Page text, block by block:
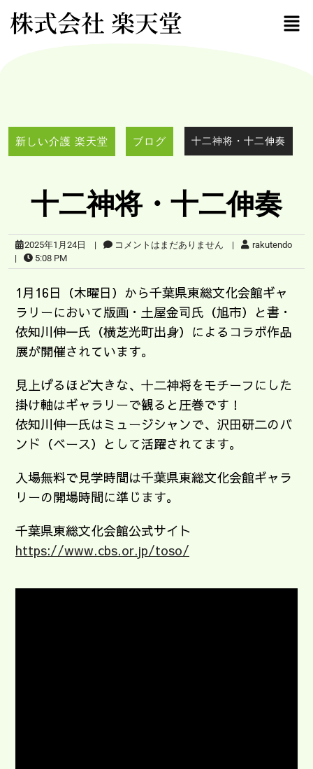
株式会社 楽天堂
新しい介護 楽天堂 ブログ 十二神将・十二伸奏
十二神将・十二伸奏
2025年1月24日 | コメントはまだありません |
rakutendo
|
5:08 PM
1月16日（木曜日）から千葉県東総文化会館ギャ
ラリーにおいて版画・土屋金司氏（旭市）と書・
依知川伸一氏（横芝光町出身）によるコラボ作品
展が開催されています。
見上げるほど大きな、十二神将をモチーフにした
掛け軸はギャラリーで観ると圧巻です！
依知川伸一氏はミュージシャンで、沢田研二のバ
ンド（ベース）として活躍されてます。
入場無料で見学時間は千葉県東総文化会館ギャラ
リーの開場時間に準じます。
千葉県東総文化会館公式サイト
https://www.cbs.or.jp/toso/